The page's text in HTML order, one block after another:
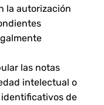
la autorización
las notas
intelectual o
de